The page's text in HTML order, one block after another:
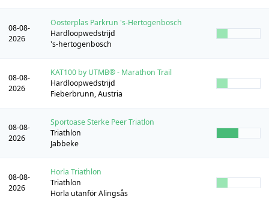
08-08-
2026
Oosterplas Parkrun 's-Hertogenbosch
Hardloopwedstrijd
's-hertogenbosch
08-08-
2026
KAT100 by UTMB® - Marathon Trail
Hardloopwedstrijd
Fieberbrunn, Austria
08-08-
2026
Sportoase Sterke Peer Triatlon
Triathlon
Jabbeke
08-08-
2026
Horla Triathlon
Triathlon
Horla utanför Alingsås